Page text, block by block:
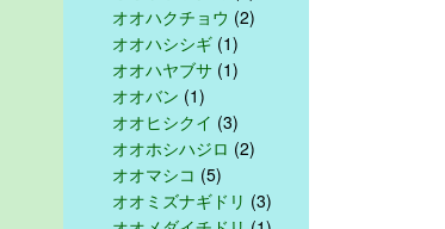
オオハクチョウ (2)
オオハシシギ (1)
オオハヤブサ (1)
オオバン (1)
オオヒシクイ (3)
オオホシハジロ (2)
オオマシコ (5)
オオミズナギドリ (3)